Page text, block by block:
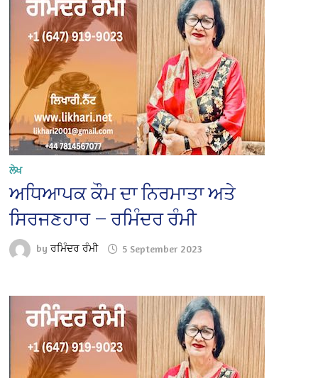
ਲੇਖ
ਅਧਿਆਪਕ ਕੌਮ ਦਾ ਨਿਰਮਾਤਾ ਅਤੇ
ਸਿਰਜਣਹਾਰ — ਰਮਿੰਦਰ ਰੰਮੀ
byਰਮਿੰਦਰ ਰੰਮੀ 5 September 2023